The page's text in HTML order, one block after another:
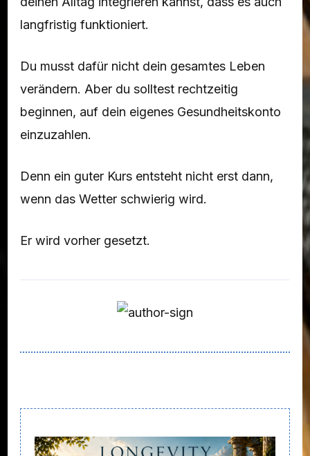
langfristig funktioniert.
Du musst dafür nicht dein gesamtes Leben
verändern. Aber du solltest rechtzeitig
beginnen, auf dein eigenes Gesundheitskonto
einzuzahlen.
Denn ein guter Kurs entsteht nicht erst dann,
wenn das Wetter schwierig wird.
Er wird vorher gesetzt.